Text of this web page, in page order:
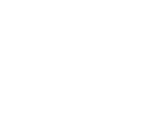
tutti i diritti
per fornirlo, inclusi i
L’Utente accetta che:
Invii devono essere
ritenuti falsi, inesatti o
essere ragionevolmente
deprecabili,
o molesti nei